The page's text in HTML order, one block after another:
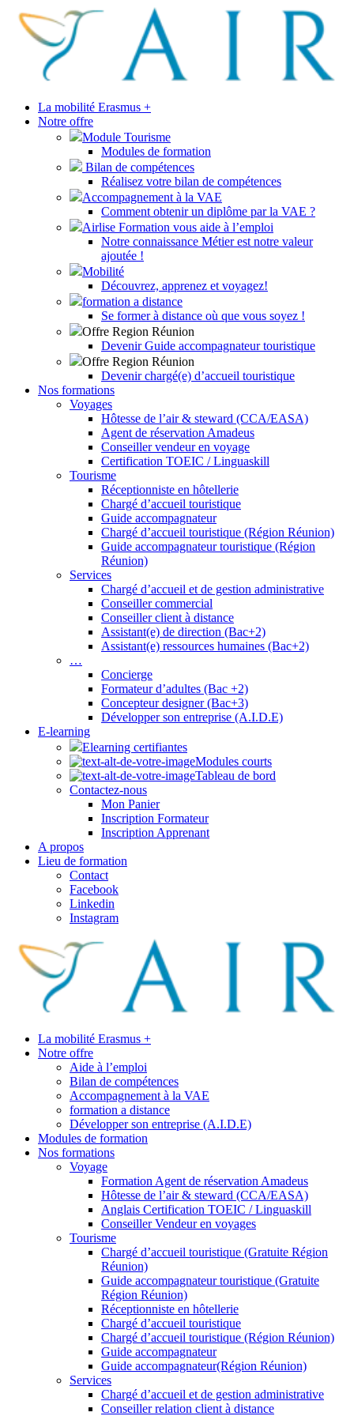
La mobilité Erasmus +
Notre offre
Module Tourisme
Modules de formation
Bilan de compétences
Réalisez votre bilan de compétences
Accompagnement à la VAE
Comment obtenir un diplôme par la VAE ?
Airlise Formation vous aide à l’emploi
Notre connaissance Métier est notre valeur
ajoutée !
Mobilité
Découvrez, apprenez et voyagez!
formation a distance
Se former à distance où que vous soyez !
Offre Region Réunion
Devenir Guide accompagnateur touristique
Offre Region Réunion
Devenir chargé(e) d’accueil touristique
Nos formations
Voyages
Hôtesse de l’air & steward (CCA/EASA)
Agent de réservation Amadeus
Conseiller vendeur en voyage
Certification TOEIC / Linguaskill
Tourisme
Réceptionniste en hôtellerie
Chargé d’accueil touristique
Guide accompagnateur
Chargé d’accueil touristique (Région Réunion)
Guide accompagnateur touristique (Région
Réunion)
Services
Chargé d’accueil et de gestion administrative
Conseiller commercial
Conseiller client à distance
Assistant(e) de direction (Bac+2)
Assistant(e) ressources humaines (Bac+2)
…
Concierge
Formateur d’adultes (Bac +2)
Concepteur designer (Bac+3)
Développer son entreprise (A.I.D.E)
E-learning
Elearning certifiantes
Modules courts
Tableau de bord
Contactez-nous
Mon Panier
Inscription Formateur
Inscription Apprenant
A propos
Lieu de formation
Contact
Facebook
Linkedin
Instagram
La mobilité Erasmus +
Notre offre
Aide à l’emploi
Bilan de compétences
Accompagnement à la VAE
formation a distance
Développer son entreprise (A.I.D.E)
Modules de formation
Nos formations
Voyage
Formation Agent de réservation Amadeus
Hôtesse de l’air & steward (CCA/EASA)
Anglais Certification TOEIC / Linguaskill
Conseiller Vendeur en voyages
Tourisme
Chargé d’accueil touristique (Gratuite Région
Réunion)
Guide accompagnateur touristique (Gratuite
Région Réunion)
Réceptionniste en hôtellerie
Chargé d’accueil touristique
Chargé d’accueil touristique (Région Réunion)
Guide accompagnateur
Guide accompagnateur(Région Réunion)
Services
Chargé d’accueil et de gestion administrative
Conseiller relation client à distance